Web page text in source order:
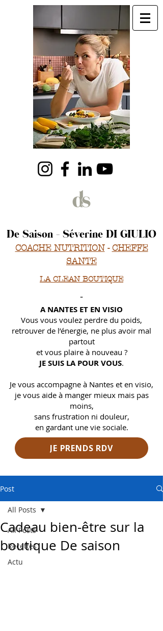
De Saison - Séverine DI GIULIO
COACHE NUTRITION- CHEFFE
SANTE
LA CLEAN BOUTIQUE
-
A NANTES ET EN VISIO
Vous vous voulez perdre du poids,
retrouver de l’énergie, ne plus avoir mal
partout
et vous plaire à nouveau ?
JE SUIS LA POUR VOUS.
Je vous accompagne à Nantes et en visio,
je vous aide à manger mieux mais pas
moins,
sans frustration ni douleur,
en gardant une vie sociale.
JE PRENDS RDV
Post
All Posts
Recettes
Actu
All Posts
Cadeau bien-être sur la
boutique De saison